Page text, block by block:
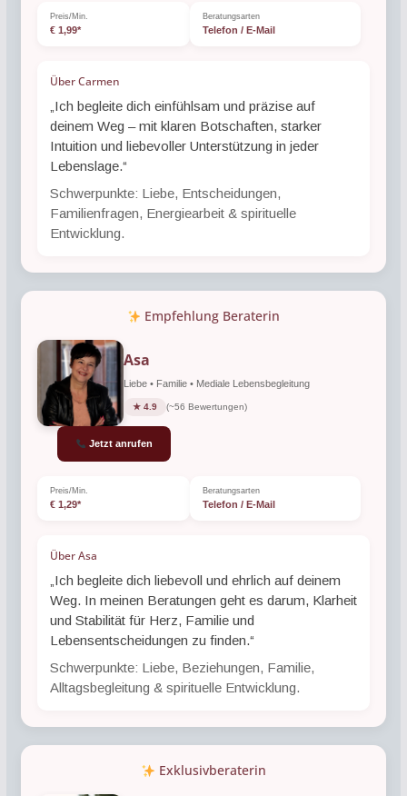
Preis/Min.
€ 1,99*
Beratungsarten
Telefon / E-Mail
Über Carmen
„Ich begleite dich einfühlsam und präzise auf
deinem Weg – mit klaren Botschaften, starker
Intuition und liebevoller Unterstützung in jeder
Lebenslage.“
Schwerpunkte: Liebe, Entscheidungen,
Familienfragen, Energiearbeit & spirituelle
Entwicklung.
Empfehlung Beraterin
Asa
Liebe • Familie • Mediale Lebensbegleitung
★ 4.9 (~56 Bewertungen)
Jetzt anrufen
Preis/Min.
€ 1,29*
Beratungsarten
Telefon / E-Mail
Über Asa
„Ich begleite dich liebevoll und ehrlich auf deinem
Weg. In meinen Beratungen geht es darum, Klarheit
und Stabilität für Herz, Familie und
Lebensentscheidungen zu finden.“
Schwerpunkte: Liebe, Beziehungen, Familie,
Alltagsbegleitung & spirituelle Entwicklung.
Exklusivberaterin